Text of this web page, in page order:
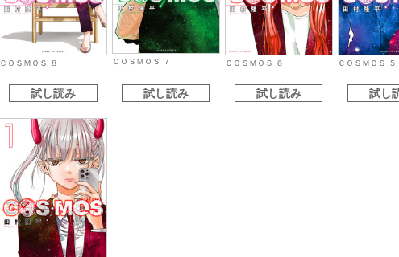
ＣＯＳＭＯＳ ８
試し読み
ＣＯＳＭＯＳ ７
試し読み
ＣＯＳＭＯＳ ６
試し読み
ＣＯＳＭＯＳ ５
試し